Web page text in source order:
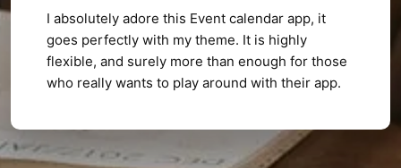
I absolutely adore this Event calendar app, it
goes perfectly with my theme. It is highly
flexible, and surely more than enough for those
who really wants to play around with their app.